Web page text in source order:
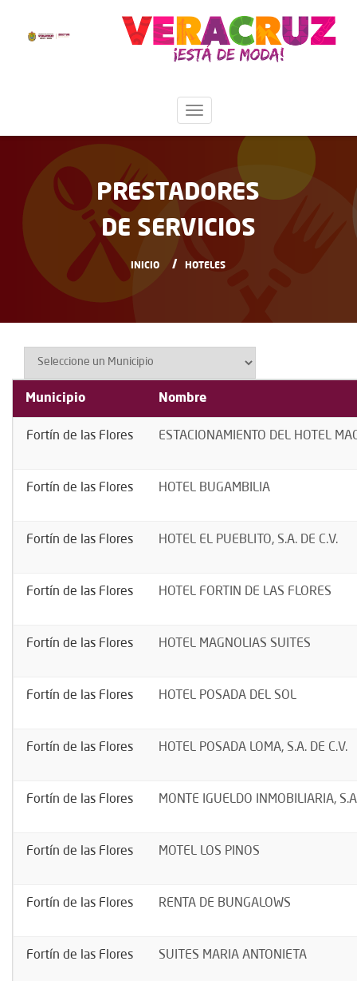
PRESTADORES
DE SERVICIOS
INICIO HOTELES
Municipio Nombre
Fortín de las Flores ESTACIONAMIENTO DEL HOTEL
Fortín de las Flores HOTEL BUGAMBILIA
Fortín de las Flores HOTEL EL PUEBLITO, S.A. DE C.V.
Fortín de las Flores HOTEL FORTIN DE LAS FLORES
Fortín de las Flores HOTEL MAGNOLIAS SUITES
Fortín de las Flores HOTEL POSADA DEL SOL
Fortín de las Flores HOTEL POSADA LOMA, S.A. DE C.V.
Fortín de las Flores MONTE IGUELDO INMOBILIARIA,
Fortín de las Flores MOTEL LOS PINOS
Fortín de las Flores RENTA DE BUNGALOWS
Fortín de las Flores SUITES MARIA ANTONIETA